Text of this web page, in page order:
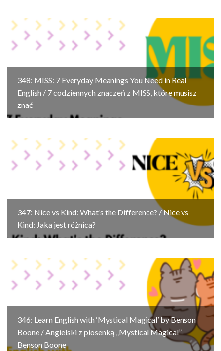
348: MISS: 7 Everyday Meanings You Need in Real
English / 7 codziennych znaczeń z MISS, które musisz
znać
347: Nice vs Kind: What’s the Difference? / Nice vs
Kind: Jaka jest różnica?
346: Learn English with ‘Mystical Magical’ by Benson
Boone / Angielski z piosenką „Mystical Magical”
Benson Boone